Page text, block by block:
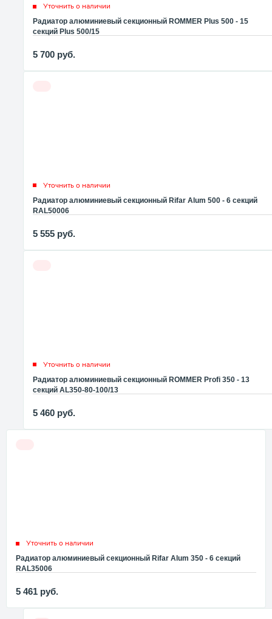
Уточнить о наличии
Радиатор алюминиевый секционный ROMMER Plus 500 - 15
секций Plus 500/15
5 700 руб.
Уточнить о наличии
Радиатор алюминиевый секционный Rifar Alum 500 - 6 секций
RAL50006
5 555 руб.
Уточнить о наличии
Радиатор алюминиевый секционный ROMMER Profi 350 - 13
секций AL350-80-100/13
5 460 руб.
Уточнить о наличии
Радиатор алюминиевый секционный Rifar Alum 350 - 6 секций
RAL35006
5 461 руб.